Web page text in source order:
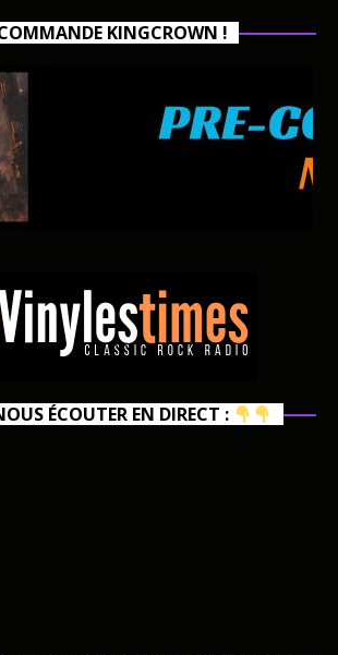
KINGCROWN !
ÉCOUTER EN DIRECT :